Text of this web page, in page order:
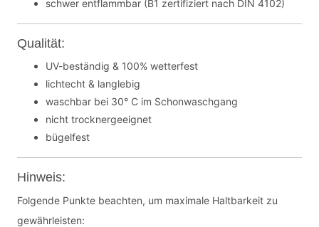
schwer entflammbar (B1 zertifiziert nach DIN 4102)
Qualität:
UV-beständig & 100% wetterfest
lichtecht & langlebig
waschbar bei 30° C im Schonwaschgang
nicht trocknergeeignet
bügelfest
Hinweis:
Folgende Punkte beachten, um maximale Haltbarkeit zu
gewährleisten: